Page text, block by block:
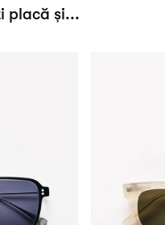
placă și...